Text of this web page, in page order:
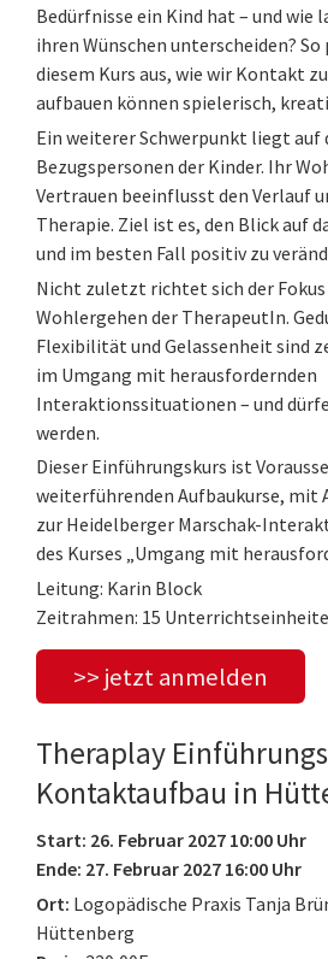
Bedürfnisse ein Kind hat – und wie
ihren Wünschen unterscheiden?
diesem Kurs aus, wie wir Kontakt
aufbauen können spielerisch,
Ein weiterer Schwerpunkt liegt auf
Bezugspersonen der Kinder. Ihr
Vertrauen beeinflusst den Verlauf
Therapie. Ziel ist es, den Blick auf
und im besten Fall positiv zu
Nicht zuletzt richtet sich der Fokus
Wohlergehen der TherapeutIn.
Flexibilität und Gelassenheit sind
im Umgang mit herausfordernden
Interaktionssituationen – und
werden.
Dieser Einführungskurs ist
weiterführenden Aufbaukurse, mit
zur Heidelberger Marschak-
des Kurses „Umgang mit
Leitung: Karin Block
Zeitrahmen: 15
>> jetzt anmelden
Theraplay
Kontaktaufbau in
Start: 26. Februar 2027 10:00 Uhr
Ende: 27. Februar 2027 16:00 Uhr
Ort: Logopädische Praxis Tanja
Hüttenberg